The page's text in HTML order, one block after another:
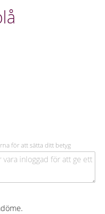
för att sätta ditt betyg